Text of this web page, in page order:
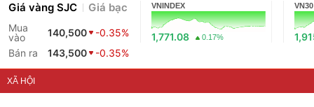
Giá vàng SJC Giá bạc
Mua
vào
140,500
-0.35%
Bán ra
143,500 -0.35%
VNINDEX
1,771.08 0.17%
VN30
XÃ HỘI